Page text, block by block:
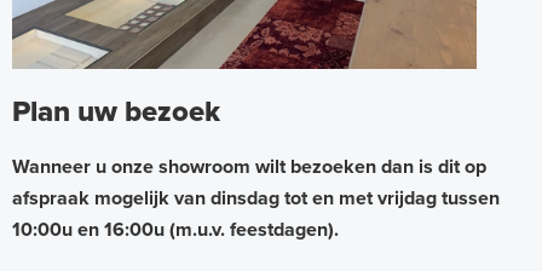
o
m
V
o
e
Plan uw bezoek
Wanneer u onze showroom wilt bezoeken dan is dit op
afspraak mogelijk van dinsdag tot en met vrijdag tussen
10:00u en 16:00u (m.u.v. feestdagen).